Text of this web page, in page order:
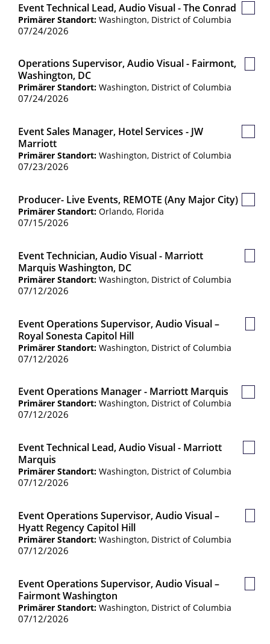
Event Technical Lead, Audio Visual - The Conrad
Primärer Standort: Washington, District of Columbia
07/24/2026
Operations Supervisor, Audio Visual - Fairmont,
Washington, DC
Primärer Standort: Washington, District of Columbia
07/24/2026
Event Sales Manager, Hotel Services - JW
Marriott
Primärer Standort: Washington, District of Columbia
07/23/2026
Producer- Live Events, REMOTE (Any Major City)
Primärer Standort: Orlando, Florida
07/15/2026
Event Technician, Audio Visual - Marriott
Marquis Washington, DC
Primärer Standort: Washington, District of Columbia
07/12/2026
Event Operations Supervisor, Audio Visual –
Royal Sonesta Capitol Hill
Primärer Standort: Washington, District of Columbia
07/12/2026
Event Operations Manager - Marriott Marquis
Primärer Standort: Washington, District of Columbia
07/12/2026
Event Technical Lead, Audio Visual - Marriott
Marquis
Primärer Standort: Washington, District of Columbia
07/12/2026
Event Operations Supervisor, Audio Visual –
Hyatt Regency Capitol Hill
Primärer Standort: Washington, District of Columbia
07/12/2026
Event Operations Supervisor, Audio Visual –
Fairmont Washington
Primärer Standort: Washington, District of Columbia
07/12/2026